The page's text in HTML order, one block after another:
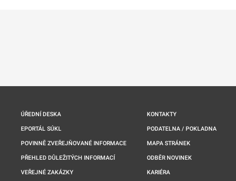
ÚŘEDNÍ DESKA
EPORTÁL SÚKL
POVINNĚ ZVEŘEJŇOVANÉ INFORMACE
PŘEHLED DŮLEŽITÝCH INFORMACÍ
VEŘEJNÉ ZAKÁZKY
KONTAKTY
PODATELNA / POKLADNA
MAPA STRÁNEK
ODBĚR NOVINEK
KARIÉRA